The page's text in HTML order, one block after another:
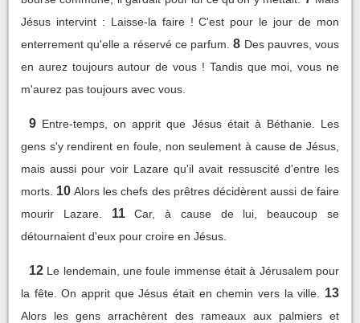
Jésus intervint : Laisse-la faire ! C'est pour le jour de mon
enterrement qu'elle a réservé ce parfum. 8 Des pauvres, vous
en aurez toujours autour de vous ! Tandis que moi, vous ne
m'aurez pas toujours avec vous.
9 Entre-temps, on apprit que Jésus était à Béthanie. Les
gens s'y rendirent en foule, non seulement à cause de Jésus,
mais aussi pour voir Lazare qu'il avait ressuscité d'entre les
morts. 10 Alors les chefs des prêtres décidèrent aussi de faire
mourir Lazare.
11
Car, à cause de lui, beaucoup se
détournaient d'eux pour croire en Jésus.
12 Le lendemain, une foule immense était à Jérusalem pour
la fête. On apprit que Jésus était en chemin vers la ville.
13
Alors les gens arrachèrent des rameaux aux palmiers et